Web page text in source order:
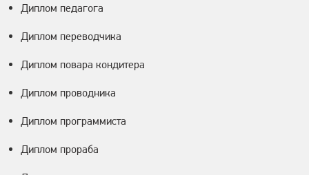
Диплом педагога
Диплом переводчика
Диплом повара кондитера
Диплом проводника
Диплом программиста
Диплом прораба